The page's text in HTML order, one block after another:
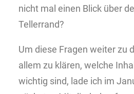
nicht mal einen Blick über
Tellerrand?
Um diese Fragen weiter zu
allem zu klären, welche
wichtig sind, lade ich im